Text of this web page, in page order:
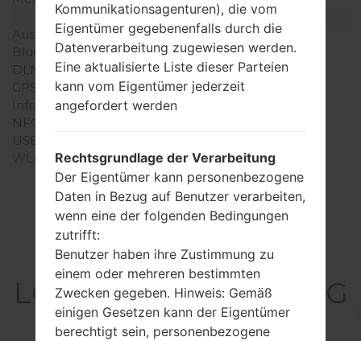
Interfaces
Ausgabe für Audio
3.5mm jack
Bluetooth
Version 4.1, A2DP
DLNA
Nein
GPS
A-GPS, GLONASS
Infrarotanschluss
NFC
USB
WLAN
Wi-Fi802.11b/g/n, Wi-Fi
Direct
Artikel
LGL21G(LGL21G) akaLG
Destiny
Kommunikationsagenturen), die vom
Eigentümer gegebenenfalls durch die
Datenverarbeitung zugewiesen werden.
Eine aktualisierte Liste dieser Parteien
kann vom Eigentümer jederzeit
angefordert werden
Rechtsgrundlage der Verarbeitung
Der Eigentümer kann personenbezogene
Daten in Bezug auf Benutzer verarbeiten,
wenn eine der folgenden Bedingungen
zutrifft:
Benutzer haben ihre Zustimmung zu
einem oder mehreren bestimmten
Zwecken gegeben. Hinweis: Gemäß
einigen Gesetzen kann der Eigentümer
berechtigt sein, personenbezogene